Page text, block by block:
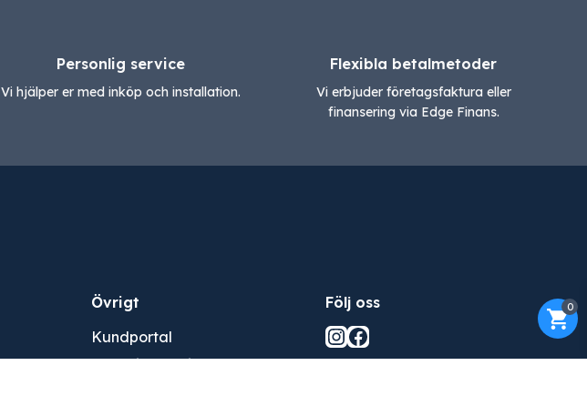
Personlig service
Vi hjälper er med inköp och installation.
Flexibla betalmetoder
Vi erbjuder företagsfaktura eller
finansering via Edge Finans.
Övrigt
Kundportal
Integritetspolicy
Följ oss
Instagram
Facebook
0